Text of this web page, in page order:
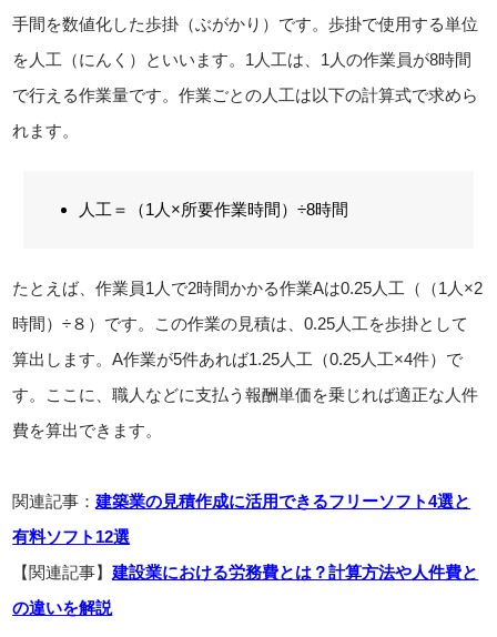
手間を数値化した歩掛（ぶがかり）です。歩掛で使用する単位
を人工（にんく）といいます。1人工は、1人の作業員が8時間
で行える作業量です。作業ごとの人工は以下の計算式で求めら
れます。
人工＝（1人×所要作業時間）÷8時間
たとえば、作業員1人で2時間かかる作業Aは0.25人工（（1人×2
時間）÷８）です。この作業の見積は、0.25人工を歩掛として
算出します。A作業が5件あれば1.25人工（0.25人工×4件）で
す。ここに、職人などに支払う報酬単価を乗じれば適正な人件
費を算出できます。
関連記事：建築業の見積作成に活用できるフリーソフト4選と
有料ソフト12選
【関連記事】建設業における労務費とは？計算方法や人件費と
の違いを解説